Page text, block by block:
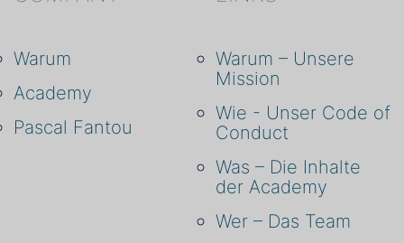
Warum
Academy
Pascal Fantou
Warum – Unsere
Mission
Wie - Unser Code of
Conduct
Was – Die Inhalte
der Academy
Wer – Das Team